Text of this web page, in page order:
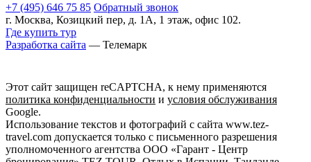
+7 (495) 646 75 85 Обратный звонок
г. Москва, Козицкий пер, д. 1А, 1 этаж, офис 102.
Где купить тур
Разработка сайта — Телемарк
Этот сайт защищен reCAPTCHA, к нему применяются
политика конфиденциальности и условия обслуживания
Google.
Использование текстов и фотографий с сайта www.tez-
travel.com допускается только с письменного разрешения
уполномоченного агентства ООО «Гарант - Центр